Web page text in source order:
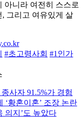
아니라 여전히 스스로
그리고 여유있게 살
#초고령사회 #1인가
사자 91.5%가 경험
‘황혼이혼’ 조장 논란
의지’도 높았다